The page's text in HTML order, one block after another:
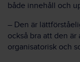
både innehåll och
– Den är
också bra att den
organisatorisk och